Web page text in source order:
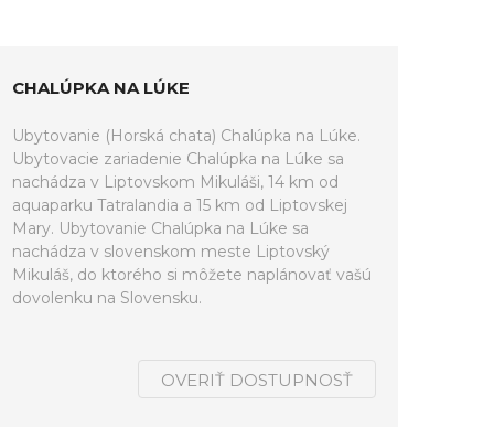
CHALÚPKA NA LÚKE
Ubytovanie (Horská chata) Chalúpka na Lúke.
Ubytovacie zariadenie Chalúpka na Lúke sa
nachádza v Liptovskom Mikuláši, 14 km od
aquaparku Tatralandia a 15 km od Liptovskej
Mary. Ubytovanie Chalúpka na Lúke sa
nachádza v slovenskom meste Liptovský
Mikuláš, do ktorého si môžete naplánovať vašú
dovolenku na Slovensku.
OVERIŤ DOSTUPNOSŤ